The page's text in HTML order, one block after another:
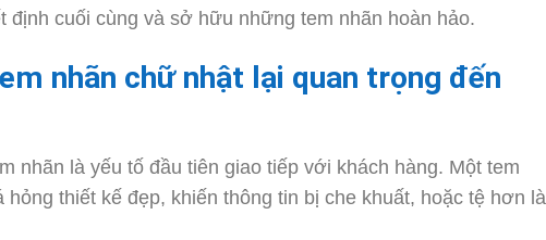
cuối cùng và sở hữu những tem nhãn hoàn hảo.
nhãn chữ nhật lại quan trọng đến
nhãn là yếu tố đầu tiên giao tiếp với khách hàng. Một tem
thiết kế đẹp, khiến thông tin bị che khuất, hoặc tệ hơn là